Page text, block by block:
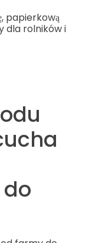
papierkową
dla rolników i